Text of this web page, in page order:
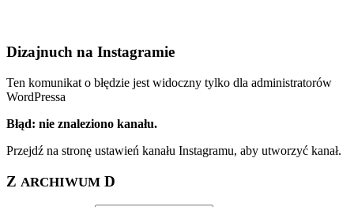
Dizajnuch na Instagramie
Ten komunikat o błędzie jest widoczny tylko dla administratorów
WordPressa
Błąd: nie znaleziono kanału.
Przejdź na stronę ustawień kanału Instagramu, aby utworzyć kanał.
Z ARCHIWUM D